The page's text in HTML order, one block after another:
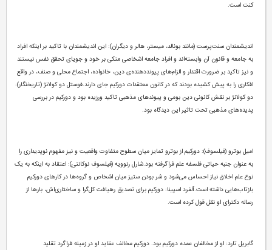
کنت است.
اندیشمندان سنت‌پرست (مانند بونالد، میستر، هالر و دیگران): این اندیشمندان با تاکید بر اینکه افراد
به جامعه و قانون آن وابسته‌اند و افراد جامعه اشخاصی متکی بر خود و جویای تحقق نفس نیستند
و نیز تاکید بر ضرورت اقتدار و الزام‌های پیونددهنده‌ی دین، خانواده، اجتماع محلی و صنف، در واقع
افکاری را به پیش کشیده بودند که در کانون معتقدات دورکیم جای دارند.فوستل دو کولانژ (تاریخنگار):
دو کولانژ بر نقش کانونی دین بومی و پیوند‌های مذهبی تاکید ورزیده بود و دورکیم در بررسی
پدیده‌های مذهبی تحت تاثیر این دیدگاه بود.
امیل بوترو (فیلسوف): دورکیم از بوترو تمایز میان سطوح متفاوت واقعیت و نیز مفهوم نوپدیداری را
به عنوان جنبه حیاتی فلسفه علم فراگرفته بود.شارل رنوویه (فیلسوف نوکانتی): اعتقاد به اینکه به یک
نوع علم اخلاق نیاز احساس می‌‌شود و شر بودن ستیز میان اشخاص و گروه‌ها در کارهای دورکیم
بازتاب‌هایی داشته است.آلفرد اسپینا: دورکیم برای تصدیق رهیافت کل‌گرا و ساختاری‌اش، بارها از
رساله دکترای او نقل قول کرده است.
گابریل تارد: او از مخالفان عمده دورکیم بود. دورکیم مخالف عقاید او در زمینه فراگرد تقلید